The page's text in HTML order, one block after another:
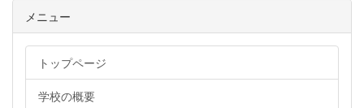
メニュー
トップページ
学校の概要